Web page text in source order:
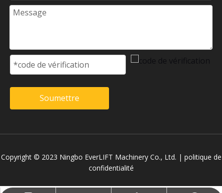
Soumettre
Copyright © 2023 Ningbo EverLIFT Machinery Co., Ltd. | politique de
confidentialité